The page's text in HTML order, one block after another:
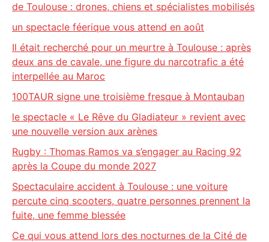
de Toulouse : drones, chiens et spécialistes mobilisés
un spectacle féerique vous attend en août
Il était recherché pour un meurtre à Toulouse : après
deux ans de cavale, une figure du narcotrafic a été
interpellée au Maroc
100TAUR signe une troisième fresque à Montauban
le spectacle « Le Rêve du Gladiateur » revient avec
une nouvelle version aux arènes
Rugby : Thomas Ramos va s’engager au Racing 92
après la Coupe du monde 2027
Spectaculaire accident à Toulouse : une voiture
percute cinq scooters, quatre personnes prennent la
fuite, une femme blessée
Ce qui vous attend lors des nocturnes de la Cité de